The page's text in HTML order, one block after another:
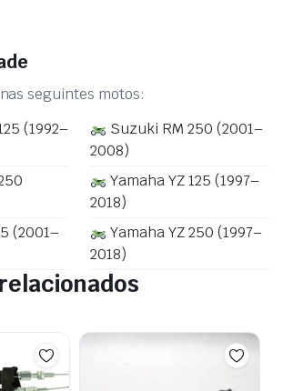
seguintes motos:
(1992–
(2001–
Suzuki RM 250 (2001–
2008)
Yamaha YZ 125 (1997–
2018)
Yamaha YZ 250 (1997–
2018)